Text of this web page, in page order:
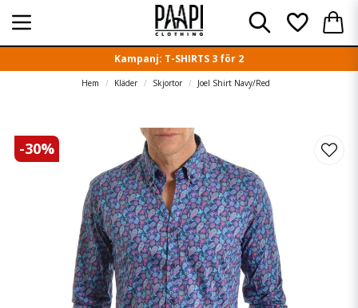
Kampanj: T-SHIRTS 3 för 2
Hem Kläder Skjortor Joel Shirt Navy/Red
-30%